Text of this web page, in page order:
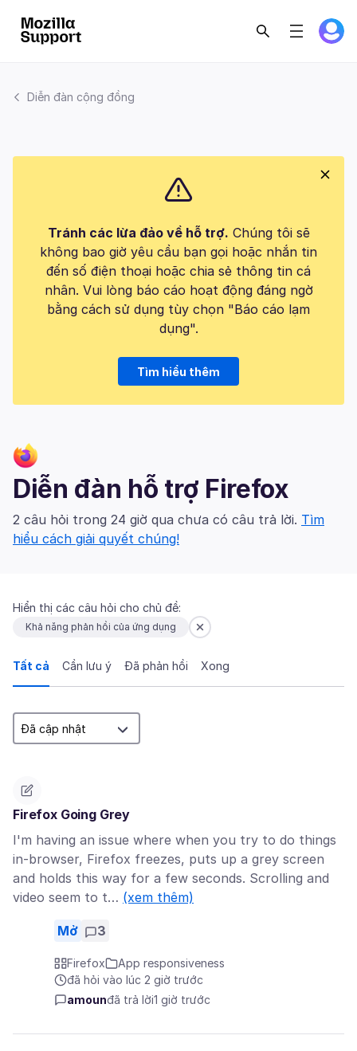
Diễn đàn cộng đồng
Tránh các lừa đảo về hỗ trợ. Chúng tôi sẽ
không bao giờ yêu cầu bạn gọi hoặc nhắn tin
đến số điện thoại hoặc chia sẻ thông tin cá
nhân. Vui lòng báo cáo hoạt động đáng ngờ
bằng cách sử dụng tùy chọn "Báo cáo lạm
dụng".
Tìm hiểu thêm
Diễn đàn hỗ trợ Firefox
2 câu hỏi trong 24 giờ qua chưa có câu trả lời. Tìm
hiểu cách giải quyết chúng!
Hiển thị các câu hỏi cho chủ đề:
Khả năng phản hồi của ứng dụng
Tất cả Cần lưu ý Đã phản hồi Xong
Firefox Going Grey
I'm having an issue where when you try to do things
in-browser, Firefox freezes, puts up a grey screen
and holds this way for a few seconds. Scrolling and
video seem to t… (xem thêm)
Mở 3
Firefox
App responsiveness
đã hỏi vào lúc 2 giờ trước
amounđã trả lời1 giờ trước